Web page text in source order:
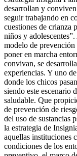
desarrollan y
seguir trabajando en
cuestiones de crianza
niños y
modelo de prevención
poner en marcha
convivan, se
experiencias. Y uno
donde los chicos
siendo este escenario
saludable. Que
de prevención de
del uso de sustancias
la estrategia de
aquellas instituciones
condiciones de los